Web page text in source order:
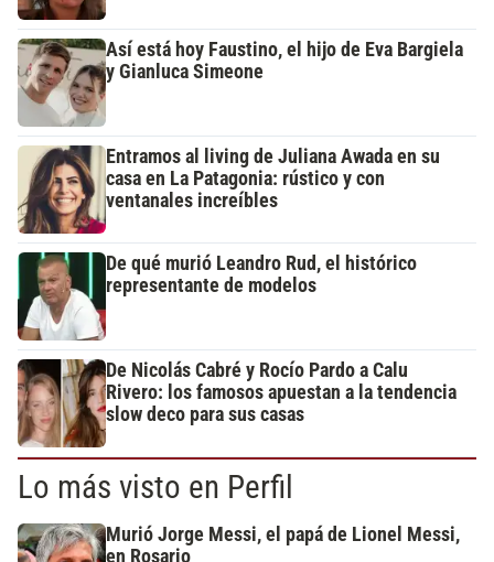
Así está hoy Faustino, el hijo de Eva Bargiela
y Gianluca Simeone
Entramos al living de Juliana Awada en su
casa en La Patagonia: rústico y con
ventanales increíbles
De qué murió Leandro Rud, el histórico
representante de modelos
De Nicolás Cabré y Rocío Pardo a Calu
Rivero: los famosos apuestan a la tendencia
slow deco para sus casas
Lo más visto en Perfil
Murió Jorge Messi, el papá de Lionel Messi,
en Rosario